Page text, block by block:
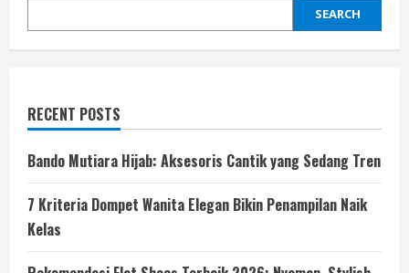
SEARCH
RECENT POSTS
Bando Mutiara Hijab: Aksesoris Cantik yang Sedang Tren
7 Kriteria Dompet Wanita Elegan Bikin Penampilan Naik
Kelas